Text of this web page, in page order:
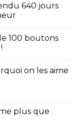
640 jours
100 boutons
on les aime
plus que